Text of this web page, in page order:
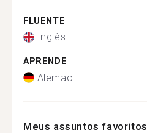
FLUENTE
Inglês
APRENDE
Alemão
Meus assuntos favoritos